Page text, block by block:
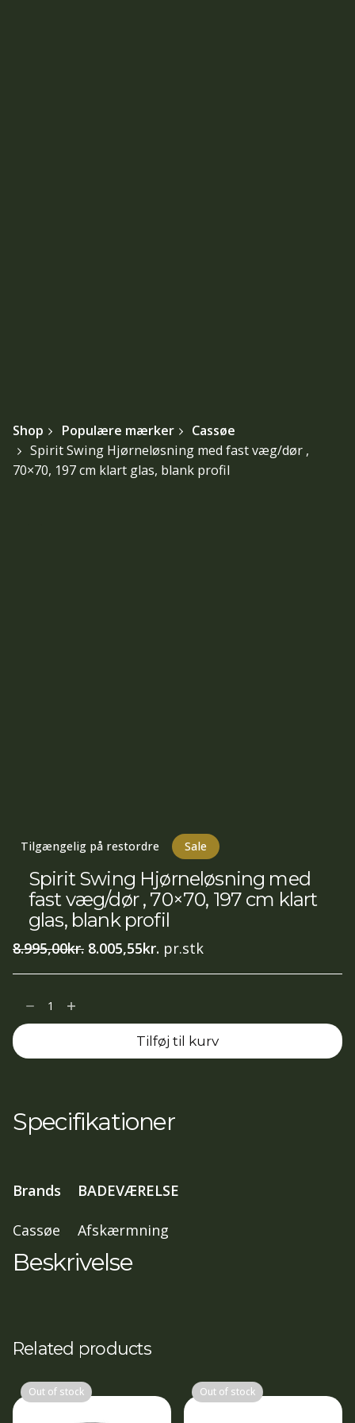
Shop Populære mærker
Cassøe
Spirit Swing Hjørneløsning med fast væg/dør ,
70×70, 197 cm klart glas, blank profil
Tilgængelig på restordre Sale
Spirit Swing Hjørneløsning med
fast væg/dør , 70×70, 197 cm klart
glas, blank profil
8.995,00kr. Den
oprindelige
8.995,00kr..
8.005,55kr. Den
aktuelle
8.005,55kr..
pr.stk
Swing
Hjørneløsning
væg/dør
,
cm
klart
blank
Tilføj til kurv
Specifikationer
Brands BADEVÆRELSE
Cassøe Afskærmning
Beskrivelse
Related products
Out of stock Out of stock